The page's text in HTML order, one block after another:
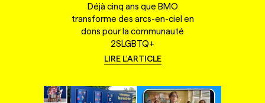
Déjà cinq ans que BMO
transforme des arcs-en-ciel en
dons pour la communauté
2SLGBTQ+
LIRE L'ARTICLE